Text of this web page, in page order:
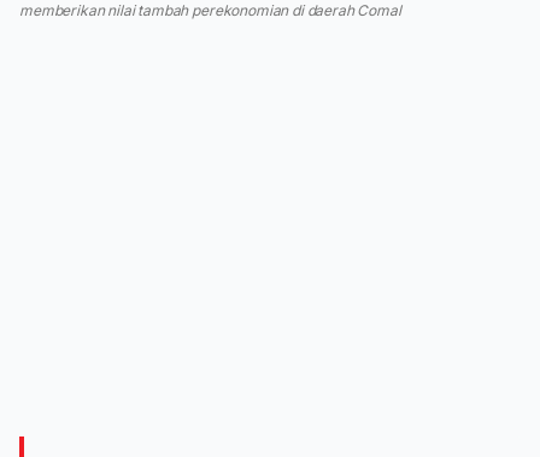
memberikan nilai tambah perekonomian di daerah Comal